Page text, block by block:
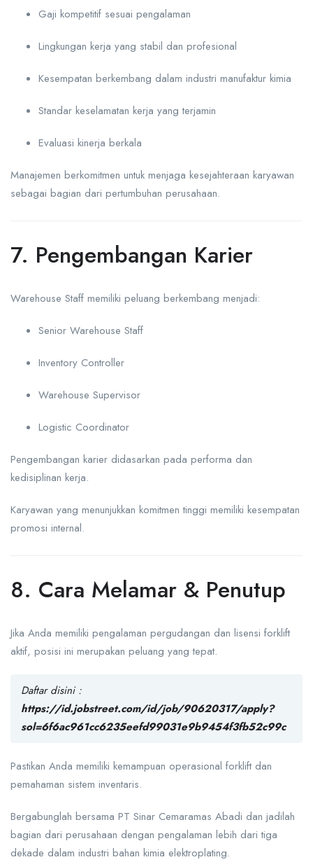
Gaji kompetitif sesuai pengalaman
Lingkungan kerja yang stabil dan profesional
Kesempatan berkembang dalam industri manufaktur kimia
Standar keselamatan kerja yang terjamin
Evaluasi kinerja berkala
Manajemen berkomitmen untuk menjaga kesejahteraan karyawan
sebagai bagian dari pertumbuhan perusahaan.
7. Pengembangan Karier
Warehouse Staff memiliki peluang berkembang menjadi:
Senior Warehouse Staff
Inventory Controller
Warehouse Supervisor
Logistic Coordinator
Pengembangan karier didasarkan pada performa dan
kedisiplinan kerja.
Karyawan yang menunjukkan komitmen tinggi memiliki kesempatan
promosi internal.
8. Cara Melamar & Penutup
Jika Anda memiliki pengalaman pergudangan dan lisensi forklift
aktif, posisi ini merupakan peluang yang tepat.
Daftar disini :
https://id.jobstreet.com/id/job/90620317/apply?
sol=6f6ac961cc6235eefd99031e9b9454f3fb52c99c
Pastikan Anda memiliki kemampuan operasional forklift dan
pemahaman sistem inventaris.
Bergabunglah bersama PT Sinar Cemaramas Abadi dan jadilah
bagian dari perusahaan dengan pengalaman lebih dari tiga
dekade dalam industri bahan kimia elektroplating.